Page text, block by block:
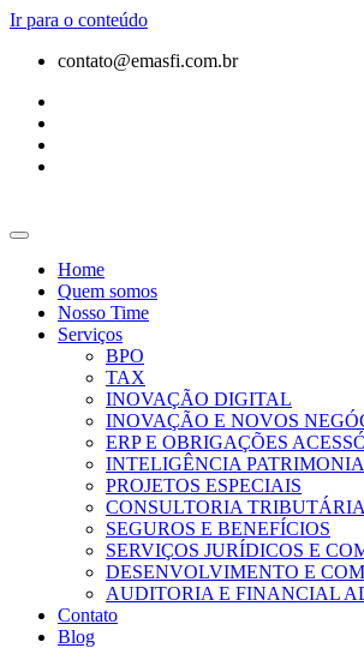
Ir para o conteúdo
contato@emasfi.com.br
Home
Quem somos
Nosso Time
Serviços
BPO
TAX
INOVAÇÃO DIGITAL
INOVAÇÃO E NOVOS
ERP E OBRIGAÇÕES
INTELIGÊNCIA
PROJETOS ESPECIAIS
CONSULTORIA TRIBUTÁRIA
SEGUROS E BENEFÍCIOS
SERVIÇOS JURÍDICOS E
DESENVOLVIMENTO E
AUDITORIA E FINANCIAL
Contato
Blog